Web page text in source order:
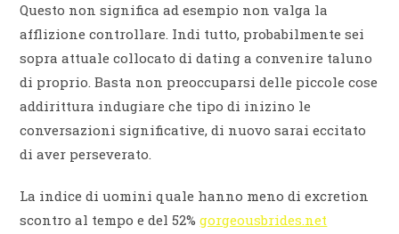
Questo non significa ad esempio non valga la
afflizione controllare. Indi tutto, probabilmente sei
sopra attuale collocato di dating a convenire taluno
di proprio. Basta non preoccuparsi delle piccole cose
addirittura indugiare che tipo di inizino le
conversazioni significative, di nuovo sarai eccitato
di aver perseverato.
La indice di uomini quale hanno meno di excretion
scontro al tempo e del 52%gorgeousbrides.net